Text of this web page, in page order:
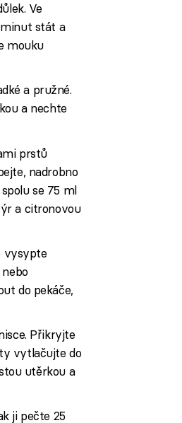
Ve
stát a
mouku
a pružné.
a nechte
prstů
nadrobno
se 75 ml
a citronovou
vysypte
do pekáče,
Přikryjte
vytlačujte do
utěrkou a
ji pečte 25